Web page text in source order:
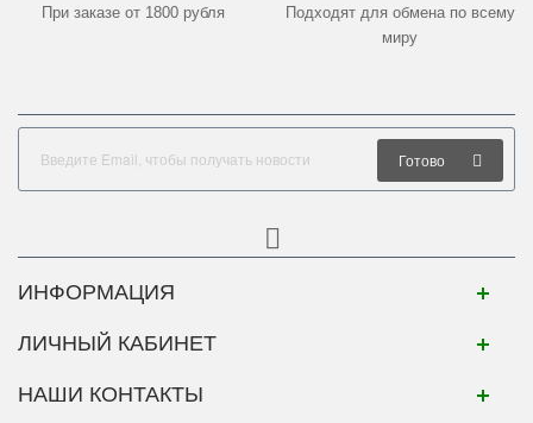
При заказе от 1800 рубля
Подходят для обмена по всему
миру
Готово
ИНФОРМАЦИЯ
ЛИЧНЫЙ КАБИНЕТ
НАШИ КОНТАКТЫ